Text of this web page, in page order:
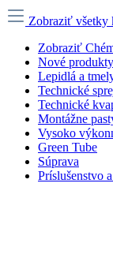
Zobraziť všetky
Zobraziť
Nové produkty
Lepidlá a
Technické
Technické
Montážne
Vysoko
Green Tube
Súprava
Príslušenstvo